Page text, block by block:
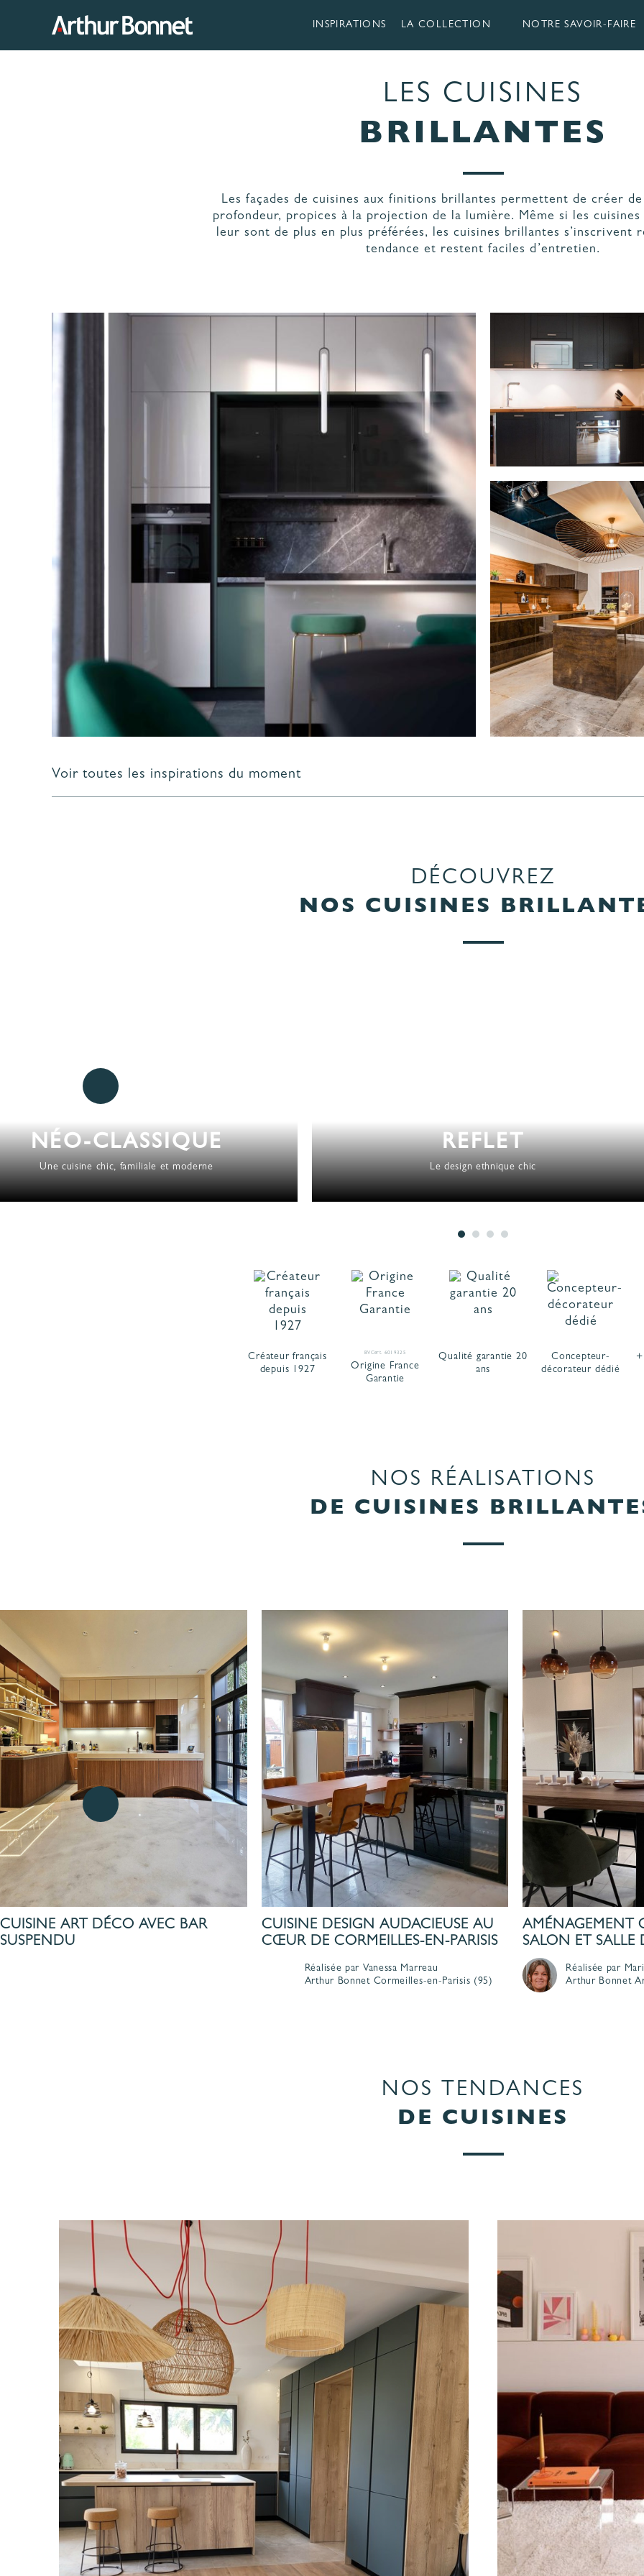
INSPIRATIONS LA COLLECTION
MATÉRIAUX ET COLORIS
DE CUISINE
DÉCORATION ET
AGENCEMENT ET
ERGONOMIE
NOS PARTENAIRES
NOTRE SAVOIR-FAIRE
NOS CUISINES
DE VOTRE PROJET
LES CUISINES
BRILLANTES
Les façades de cuisines aux finitions brillantes permettent de créer de
profondeur, propices à la projection de la lumière. Même si les cuisines
leur sont de plus en plus préférées, les cuisines brillantes s’inscrivent
tendance et restent faciles d’entretien.
Voir toutes les inspirations du moment
DÉCOUVREZ
NOS CUISINES
NÉO-CLASSIQUE
Une cuisine chic, familiale et moderne
REFLET
Le design ethnique chic
Créateur français
depuis 1927
BVCert. 6019325
Origine France
Garantie
Qualité garantie 20
ans
Concepteur-
décorateur dédié
NOS RÉALISATIONS
DE CUISINES
CUISINE ART DÉCO AVEC BAR
SUSPENDU
CUISINE DESIGN AUDACIEUSE AU
CŒUR DE CORMEILLES-EN-PARISIS
Réalisée par Vanessa Marreau
Arthur Bonnet Cormeilles-en-Parisis (95)
AMÉNAGEMENT
SALON ET SALLE
Réalisée par
Arthur Bonnet
NOS TENDANCES
DE CUISINES